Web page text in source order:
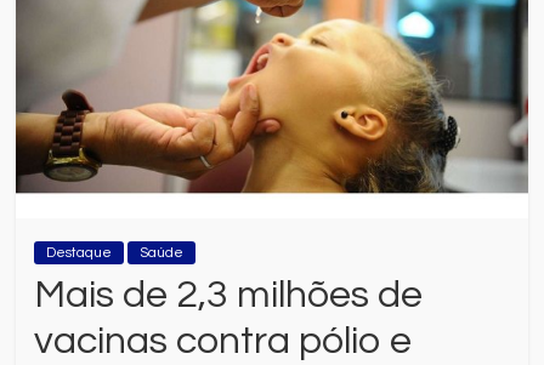
Destaque Saúde
Mais de 2,3 milhões de
vacinas contra pólio e